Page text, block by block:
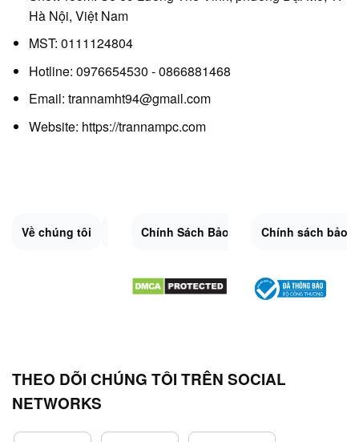
Hà Nội, Việt Nam
MST: 0111124804
Hotline: 0976654530 - 0866881468
Email: trannamht94@gmail.com
Website: https://trannampc.com
Về chúng tôi Liên Hệ Quy Định Chung Sitemap.XML
Chính Sách Bảo Mật Đổi trả và hoàn
Chính sách bảo
THEO DÕI CHÚNG TÔI TRÊN SOCIAL
NETWORKS